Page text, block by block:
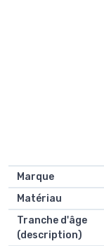
Marque
Matériau
Tranche d'âge
(description)